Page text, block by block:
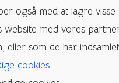
også med at lagre
website med vores
eller som de har
cookies